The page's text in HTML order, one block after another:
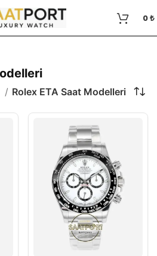
0₺
Rolex ETA Saat Modelleri